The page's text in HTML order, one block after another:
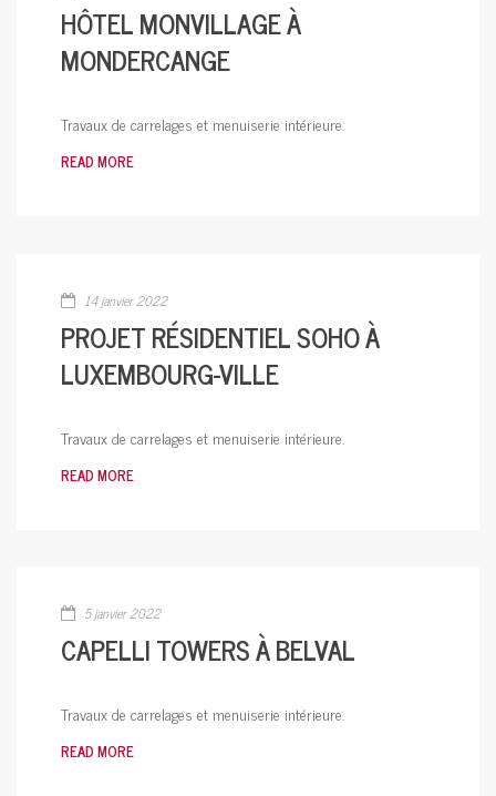
HÔTEL MONVILLAGE À
MONDERCANGE
Travaux de carrelages et menuiserie intérieure.
READ MORE
14 janvier 2022
PROJET RÉSIDENTIEL SOHO À
LUXEMBOURG-VILLE
Travaux de carrelages et menuiserie intérieure.
READ MORE
5 janvier 2022
CAPELLI TOWERS À BELVAL
Travaux de carrelages et menuiserie intérieure.
READ MORE